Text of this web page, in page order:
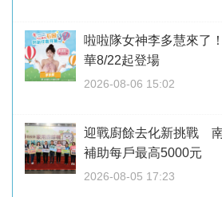
啦啦隊女神李多慧來了
華8/22起登場
2026-08-06 15:02
迎戰廚餘去化新挑戰
補助每戶最高5000元
2026-08-05 17:23